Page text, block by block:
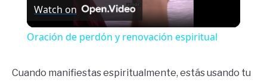
Video
Watch on
Oración de perdón y renovación espiritual
Cuando manifiestas espiritualmente, estás usando tu